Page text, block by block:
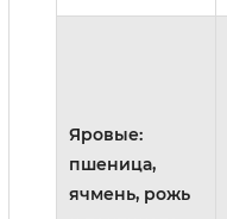
Яровые:
пшеница,
ячмень, рожь